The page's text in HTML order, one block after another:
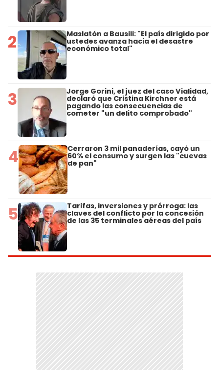
2 Maslatón a Bausili: "El país dirigido por
ustedes avanza hacia el desastre
económico total"
3 Jorge Gorini, el juez del caso Vialidad,
declaró que Cristina Kirchner está
pagando las consecuencias de
cometer "un delito comprobado"
4 Cerraron 3 mil panaderías, cayó un
60% el consumo y surgen las "cuevas
de pan"
5 Tarifas, inversiones y prórroga: las
claves del conflicto por la concesión
de las 35 terminales aéreas del país